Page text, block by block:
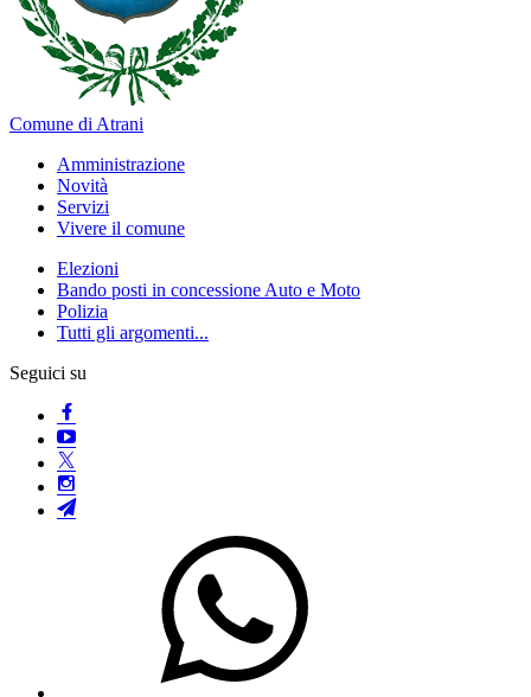
Comune di Atrani
Amministrazione
Novità
Servizi
Vivere il comune
Elezioni
Bando posti in concessione Auto e Moto
Polizia
Tutti gli argomenti...
Seguici su